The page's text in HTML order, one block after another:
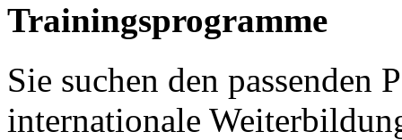
Trainingsprogramme
Sie suchen den passenden
internationale